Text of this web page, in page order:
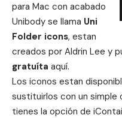
para Mac con acabado
Unibody se llama Uni
Folder icons, estan
creados por Aldrin Lee y
gratuíta aquí.
Los iconos estan
sustituirlos con un simple
tienes la opción de